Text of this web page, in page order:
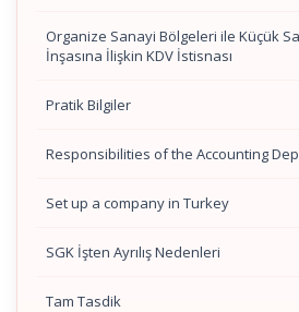
Organize Sanayi Bölgeleri ile Küçük
İnşasına İlişkin KDV İstisnası
Pratik Bilgiler
Responsibilities of the Accounting
Set up a company in Turkey
SGK İşten Ayrılış Nedenleri
Tam Tasdik